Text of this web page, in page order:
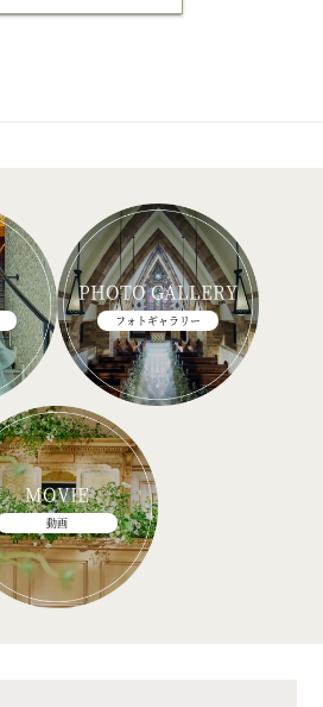
PHOTO GALLERY
フォトギャラリー
MOVIE
動画